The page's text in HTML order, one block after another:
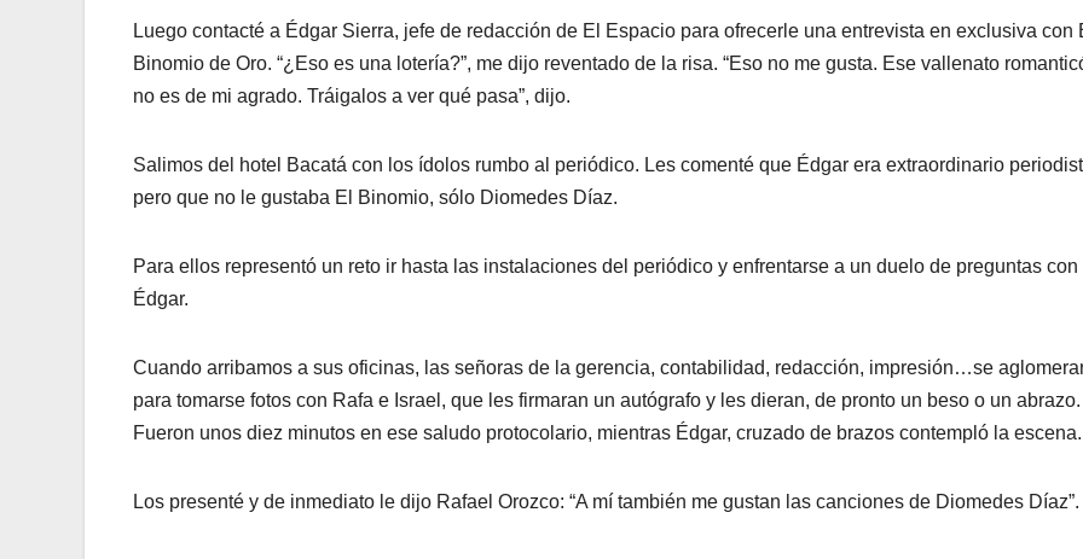
Luego contacté a Édgar Sierra, jefe de redacción de El Espacio para ofrecerle una entrevista en exclusiva con
Binomio de Oro. “¿Eso es una lotería?”, me dijo reventado de la risa. “Eso no me gusta. Ese vallenato
no es de mi agrado. Tráigalos a ver qué pasa”, dijo.
Salimos del hotel Bacatá con los ídolos rumbo al periódico. Les comenté que Édgar era extraordinario
pero que no le gustaba El Binomio, sólo Diomedes Díaz.
Para ellos representó un reto ir hasta las instalaciones del periódico y enfrentarse a un duelo de preguntas con
Édgar.
Cuando arribamos a sus oficinas, las señoras de la gerencia, contabilidad, redacción, impresión…se
para tomarse fotos con Rafa e Israel, que les firmaran un autógrafo y les dieran, de pronto un beso o un abrazo.
Fueron unos diez minutos en ese saludo protocolario, mientras Édgar, cruzado de brazos contempló la escena.
Los presenté y de inmediato le dijo Rafael Orozco: “A mí también me gustan las canciones de Diomedes Díaz”.